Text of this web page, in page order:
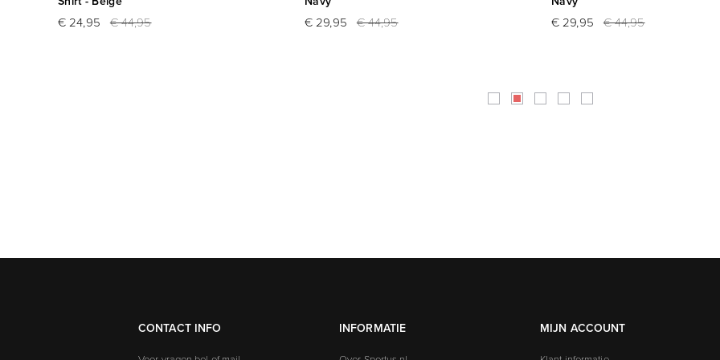
€ 24,95 € 44,95 € 29,95 € 44,95 € 29,95 € 44,95
CONTACT INFO INFORMATIE MIJN ACCOUNT